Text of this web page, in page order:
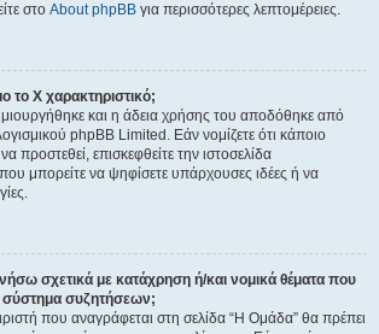
στο About phpBB για περισσότερες λεπτομέρειες.
το Χ χαρακτηριστικό;
και η άδεια χρήσης του αποδόθηκε από
phpBB Limited. Εάν νομίζετε ότι κάποιο
προστεθεί, επισκεφθείτε την ιστοσελίδα
μπορείτε να ψηφίσετε υπάρχουσες ιδέες ή να
σχετικά με κατάχρηση ή/και νομικά θέματα που
σύστημα συζητήσεων;
που αναγράφεται στη σελίδα “Η Ομάδα” θα πρέπει